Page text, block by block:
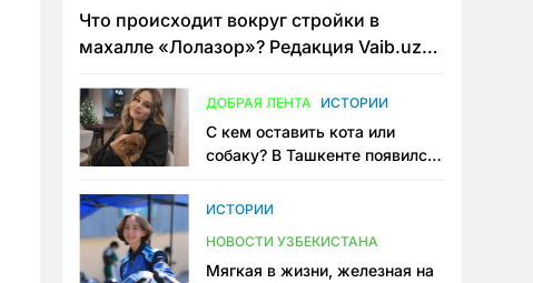
Что происходит вокруг стройки в
махалле «Лолазор»? Редакция Vaib.uz
конфликта
ДОБРАЯ ЛЕНТА ИСТОРИИ
С кем оставить кота или
собаку? В Ташкенте появился
ИСТОРИИ
НОВОСТИ УЗБЕКИСТАНА
Мягкая в жизни, железная на